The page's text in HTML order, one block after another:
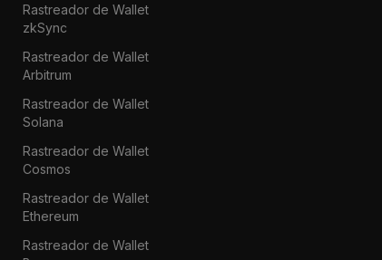
Rastreador de Wallet
zkSync
Rastreador de Wallet
Arbitrum
Rastreador de Wallet
Solana
Rastreador de Wallet
Cosmos
Rastreador de Wallet
Ethereum
Rastreador de Wallet